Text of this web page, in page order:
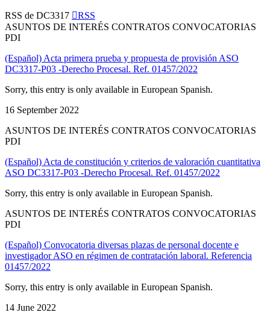
RSS de DC3317
RSS
ASUNTOS DE INTERÉS CONTRATOS CONVOCATORIAS
PDI
(Español) Acta primera prueba y propuesta de provisión ASO
DC3317-P03 -Derecho Procesal. Ref. 01457/2022
Sorry, this entry is only available in European Spanish.
16 September 2022
ASUNTOS DE INTERÉS CONTRATOS CONVOCATORIAS
PDI
(Español) Acta de constitución y criterios de valoración cuantitativa
ASO DC3317-P03 -Derecho Procesal. Ref. 01457/2022
Sorry, this entry is only available in European Spanish.
ASUNTOS DE INTERÉS CONTRATOS CONVOCATORIAS
PDI
(Español) Convocatoria diversas plazas de personal docente e
investigador ASO en régimen de contratación laboral. Referencia
01457/2022
Sorry, this entry is only available in European Spanish.
14 June 2022